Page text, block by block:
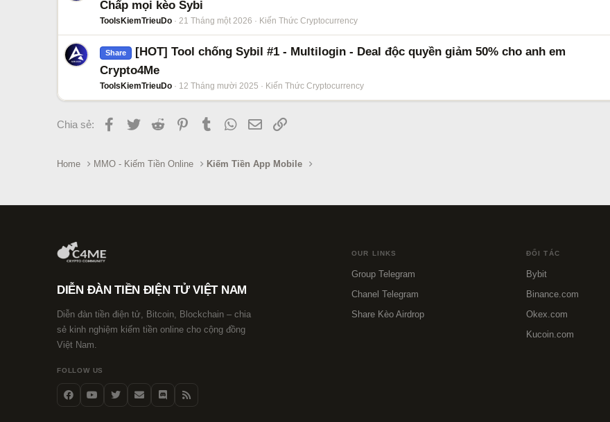
Chấp mọi kèo Sybi
ToolsKiemTrieuDo 21 Tháng một 2026 Kiến Thức Cryptocurrency
Share
[HOT] Tool chống Sybil #1 - Multilogin - Deal độc quyền giảm 50% cho anh em
Crypto4Me
ToolsKiemTrieuDo 12 Tháng mười 2025 Kiến Thức Cryptocurrency
Chia sẻ: Facebook
Twitter Reddit PinterestTumblr WhatsApp
Email
Home MMO - Kiếm Tiền Online Kiếm Tiền App Mobile
DIỄN ĐÀN TIỀN ĐIỆN TỬ VIỆT NAM
Diễn đàn tiền điện tử, Bitcoin, Blockchain – chia
sẻ kinh nghiệm kiếm tiền online cho cộng đồng
Việt Nam.
FOLLOW US
OUR LINKS
Group Telegram
Chanel Telegram
Share Kèo Airdrop
ĐỐI TÁC
Bybit
Binance.com
Okex.com
Kucoin.com